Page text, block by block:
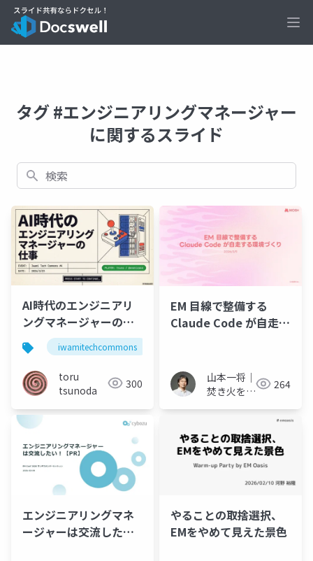
タグ #エンジニアリングマネージャー
に関するスライド
検索
AI時代のエンジニアリ
ングマネージャーの仕
事
iwamitechcommons
toru
tsunoda
300
EM 目線で整備する
Claude Code が自走す
山本一将｜
焚き火を愛
264
エンジニアリングマネ
ージャーは交流した
やることの取捨選択、
EMをやめて見えた景色